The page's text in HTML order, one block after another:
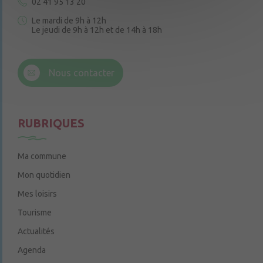
Le mardi de 9h à 12h
Le jeudi de 9h à 12h et de 14h à 18h
Nous contacter
RUBRIQUES
Ma commune
Mon quotidien
Mes loisirs
Tourisme
Actualités
Agenda